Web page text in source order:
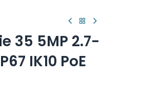
35 5MP 2.7-
IK10 PoE